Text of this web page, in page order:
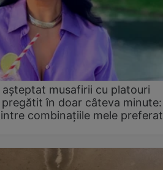
așteptat musafirii cu platouri
în doar câteva minute:
combinațiile mele